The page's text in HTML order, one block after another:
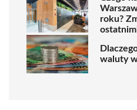
roku?
waluty